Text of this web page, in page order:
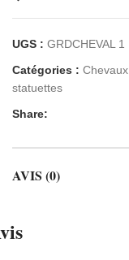
UGS : GRDCHEVAL 1
Catégories : Chevaux
statuettes
Share:
AVIS (0)